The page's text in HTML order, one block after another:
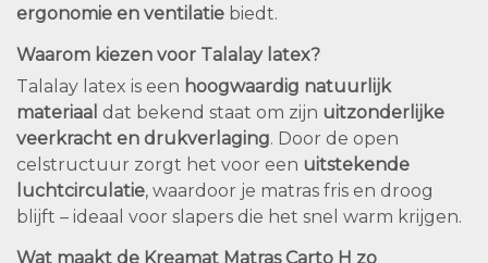
ergonomie en ventilatie biedt.
Waarom kiezen voor Talalay latex?
Talalay latex is een hoogwaardig natuurlijk
materiaal dat bekend staat om zijn uitzonderlijke
veerkracht en drukverlaging. Door de open
celstructuur zorgt het voor een uitstekende
luchtcirculatie, waardoor je matras fris en droog
blijft – ideaal voor slapers die het snel warm krijgen.
Wat maakt de Kreamat Matras Carto H zo